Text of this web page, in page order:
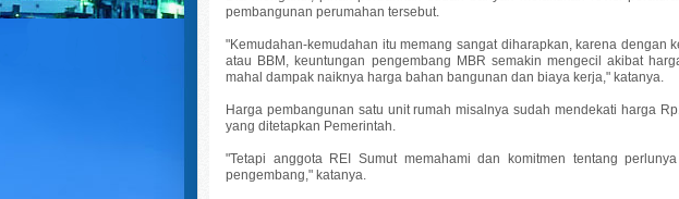
pembangunan perumahan tersebut.
"Kemudahan-kemudahan itu memang sangat diharapkan, karena dengan
atau BBM, keuntungan pengembang MBR semakin mengecil akibat
mahal dampak naiknya harga bahan bangunan dan biaya kerja," katanya.
Harga pembangunan satu unit rumah misalnya sudah mendekati harga
yang ditetapkan Pemerintah.
"Tetapi anggota REI Sumut memahami dan komitmen tentang
pengembang," katanya.